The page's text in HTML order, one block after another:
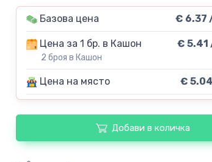
Базова цена € 6.37
Цена за 1 бр. в Кашон
2 броя в Кашон
€ 5.41
Цена на място €
Добави в количка